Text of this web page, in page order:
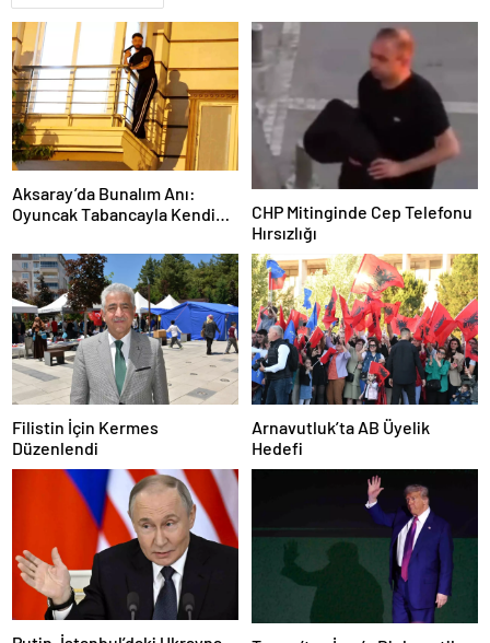
Aksaray’da Bunalım Anı:
Oyuncak Tabancayla Kendine
CHP Mitinginde Cep Telefonu
Hırsızlığı
Filistin İçin Kermes
Düzenlendi
Arnavutluk’ta AB Üyelik
Hedefi